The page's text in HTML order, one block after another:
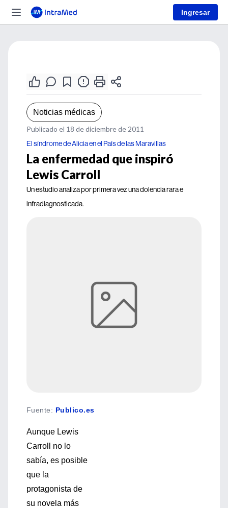
Ingresar
Noticias médicas
Publicado el 18 de diciembre de 2011
El síndrome de Alicia en el País de las Maravillas
La enfermedad que inspiró
Lewis Carroll
Un estudio analiza por primera vez una dolencia rara e
infradiagnosticada.
Fuente: Publico.es
Aunque Lewis
Carroll no lo
sabía, es posible
que la
protagonista de
su novela más